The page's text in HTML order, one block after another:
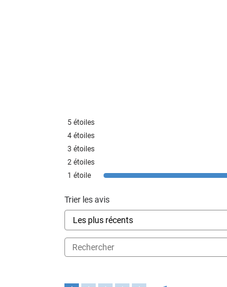
5 étoiles
4 étoiles
3 étoiles
2 étoiles
1 étoile
Trier les avis